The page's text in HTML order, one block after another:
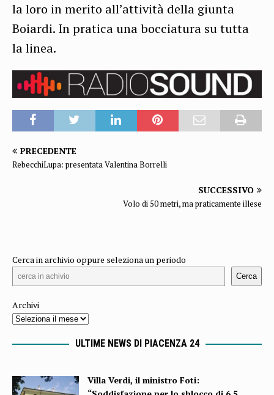
la loro in merito all’attività della giunta
Boiardi. In pratica una bocciatura su tutta
la linea.
PRECEDENTE
RebecchiLupa: presentata Valentina Borrelli
SUCCESSIVO
Volo di 50 metri, ma praticamente illese
Cerca in archivio oppure seleziona un periodo
Cerca
Archivi
ULTIME NEWS DI PIACENZA 24
Villa Verdi, il ministro Foti: